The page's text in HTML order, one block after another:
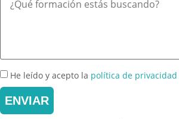
He leído y acepto la política de privacidad
ENVIAR